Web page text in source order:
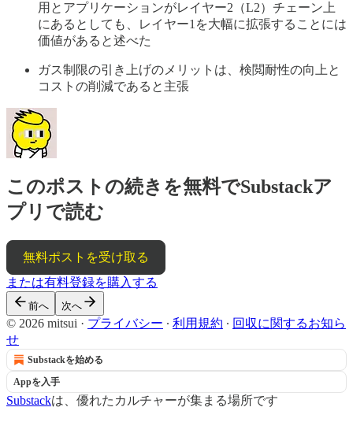
用とアプリケーションがレイヤー2（L2）チェーン上
にあるとしても、レイヤー1を大幅に拡張することには
価値があると述べた
ガス制限の引き上げのメリットは、検閲耐性の向上と
コストの削減であると主張
このポストの続きを無料でSubstackア
プリで読む
無料ポストを受け取る
または有料登録を購入する
前へ 次へ
© 2026 mitsui · プライバシー ∙ 利用規約 ∙ 回収に関するお知ら
せ
Substackを始める
Appを入手
Substackは、優れたカルチャーが集まる場所です